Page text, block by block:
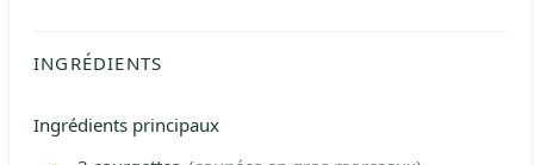
INGRÉDIENTS
Ingrédients principaux